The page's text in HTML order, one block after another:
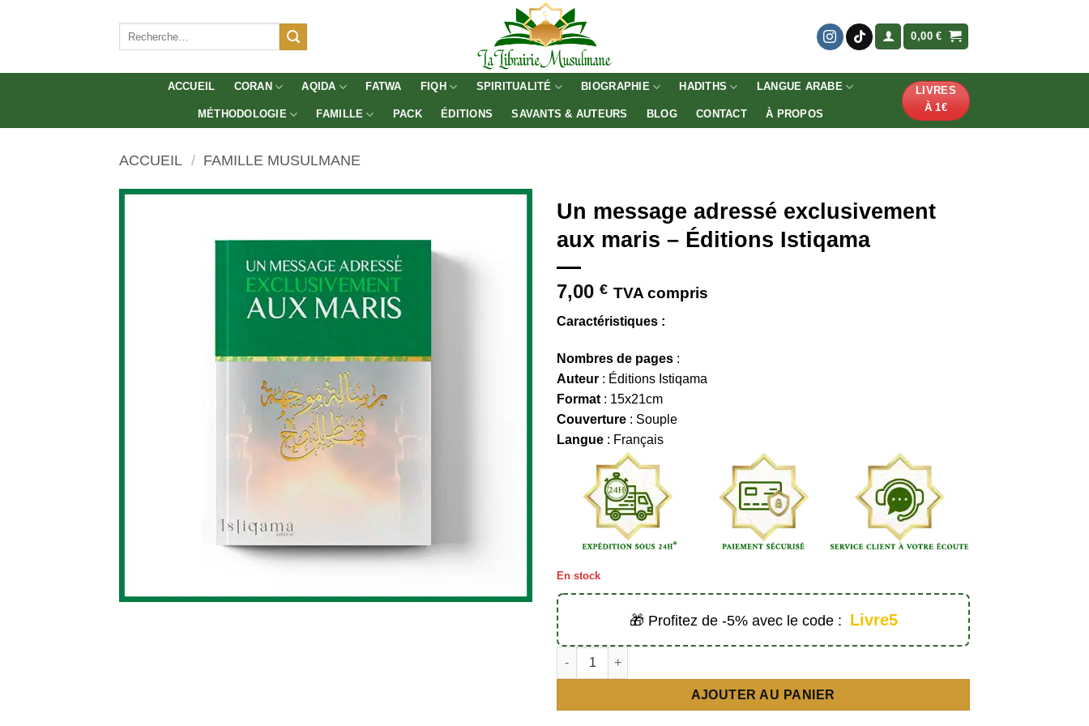
0,00€
ACCUEIL CORAN AQIDA FATWA FIQH SPIRITUALITÉ BIOGRAPHIE HADITHS LANGUE ARABE
MÉTHODOLOGIE FAMILLE PACK ÉDITIONS SAVANTS & AUTEURS BLOG CONTACT À PROPOS
LIVRES
À 1€
ACCUEIL / FAMILLE MUSULMANE
Un message adressé exclusivement
aux maris – Éditions Istiqama
7,00 € TVA compris
Caractéristiques :
Nombres de pages :
Auteur : Éditions Istiqama
Format : 15x21cm
Couverture : Souple
Langue : Français
En stock
🎁 Profitez de -5% avec le code : Livre5
quantité de Un message adressé exclusivement aux maris - Éditions Istiqama
AJOUTER AU PANIER